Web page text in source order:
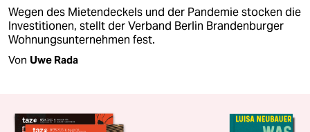
Wegen des Mietendeckels und der Pandemie stocken die
Investitionen, stellt der Verband Berlin Brandenburger
Wohnungsunternehmen fest.
Von Uwe Rada